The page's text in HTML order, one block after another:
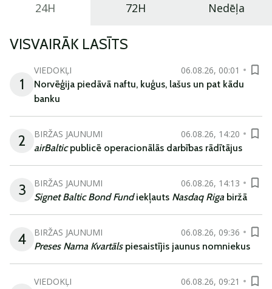
24H 72H Nedēļa
VISVAIRĀK LASĪTS
1
VIEDOKĻI
06.08.26, 00:01
Norvēģija piedāvā naftu, kuģus, lašus un pat kādu
banku
2 BIRŽAS JAUNUMI
06.08.26, 14:20
airBalticpublicē operacionālās darbības rādītājus
3 BIRŽAS JAUNUMI
06.08.26, 14:13
Signet Baltic Bond Fundiekļauts Nasdaq Riga biržā
4 BIRŽAS JAUNUMI
06.08.26, 09:36
Preses Nama Kvartāls piesaistījis jaunus nomniekus
VIEDOKĻI
06.08.26, 09:21